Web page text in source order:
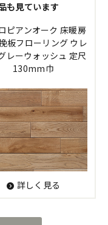
も見ています
ピアンオーク 床暖房
板フローリング ウレ
レーウォッシュ 定尺
130mm巾
詳しく見る